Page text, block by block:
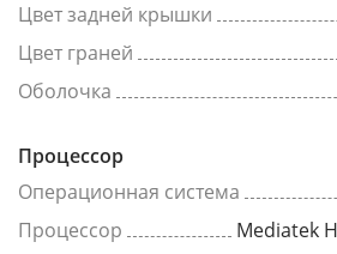
Цвет задней крышки
Цвет граней
Оболочка
Процессор
Операционная система
Процессор
Mediatek